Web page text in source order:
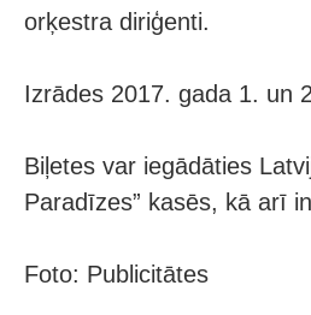
orķestra diriģenti.
Izrādes 2017. gada 1. un
Biļetes var iegādāties
Paradīzes” kasēs, kā arī
Foto: Publicitātes